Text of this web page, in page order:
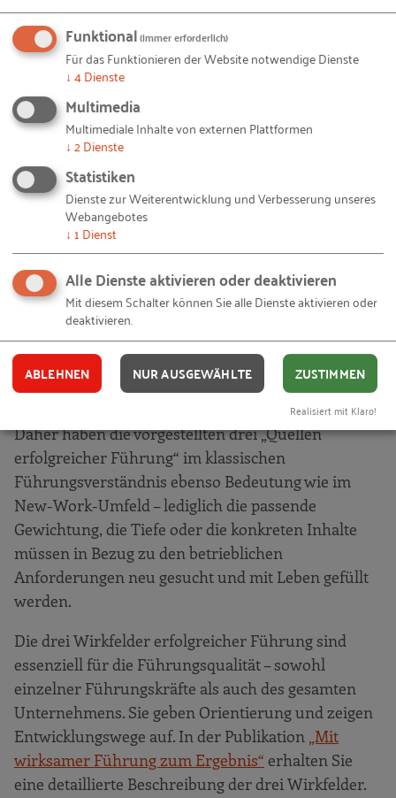
individuell am Menschen
Wir vermeiden die Frage nach der richtigen
Führung, indem wir darauf schauen, was das
Unternehmen / die jeweilige Führungskraft
benötigt, um erfolgreich zu sein. Dies fußt auf der
Beobachtung, dass der empathische
Beziehungsmanager auf Dauer ohne Management-
Know-how ebenso untergehen wird wie die
Absolventin einer Elite-Managementschule, die
keinen Bezug zur Selbstführung hat. Ein erster
Schritt liegt darin zu prüfen, wo möglicherweise
Defizite oder Einseitigkeiten vorliegen und welche
positive Auswirkung es hätte, diese auszugleichen.
Es geht nicht um Meisterschaft in allen drei Feldern,
sondern um das schrittweise Weiterentwickeln der
Führungskräfte und ihres Führungshandelns.
Daher haben die vorgestellten drei „Quellen
erfolgreicher Führung“ im klassischen
Führungsverständnis ebenso Bedeutung wie im
New-Work-Umfeld – lediglich die passende
Gewichtung, die Tiefe oder die konkreten Inhalte
müssen in Bezug zu den betrieblichen
Anforderungen neu gesucht und mit Leben gefüllt
werden.
Die drei Wirkfelder erfolgreicher Führung sind
essenziell für die Führungsqualität – sowohl
einzelner Führungskräfte als auch des gesamten
Unternehmens. Sie geben Orientierung und zeigen
Entwicklungswege auf. In der Publikation „Mit
wirksamer Führung zum Ergebnis“ erhalten Sie
eine detaillierte Beschreibung der drei Wirkfelder.
Funktional(immer erforderlich)
Für das Funktionieren der Website notwendige Dienste
↓ 4Dienste
Multimedia
Multimediale Inhalte von externen Plattformen
↓ 2Dienste
Statistiken
Dienste zur Weiterentwicklung und Verbesserung unseres
Webangebotes
↓ 1 Dienst
Alle Dienste aktivieren oder deaktivieren
Mit diesem Schalter können Sie alle Dienste aktivieren oder
deaktivieren.
ABLEHNEN NUR AUSGEWÄHLTE ZUSTIMMEN
Realisiert mit Klaro!